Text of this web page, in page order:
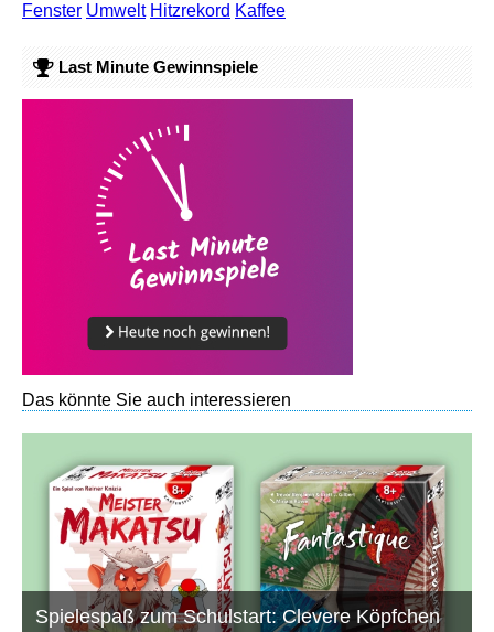
Fenster Umwelt Hitzrekord Kaffee
Last Minute Gewinnspiele
Das könnte Sie auch interessieren
Spielespaß zum Schulstart: Clevere Köpfchen